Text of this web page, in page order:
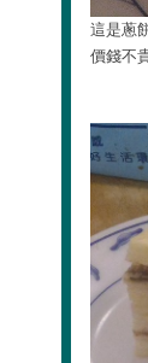
這是蔥
價錢不